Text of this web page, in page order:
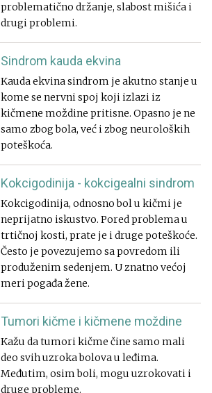
problematično držanje, slabost mišića i
drugi problemi.
Sindrom kauda ekvina
Kauda ekvina sindrom je akutno stanje u
kome se nervni spoj koji izlazi iz
kičmene moždine pritisne. Opasno je ne
samo zbog bola, već i zbog neuroloških
poteškoća.
Kokcigodinija - kokcigealni sindrom
Kokcigodinija, odnosno bol u kičmi je
neprijatno iskustvo. Pored problema u
trtičnoj kosti, prate je i druge poteškoće.
Često je povezujemo sa povredom ili
produženim sedenjem. U znatno većoj
meri pogađa žene.
Tumori kičme i kičmene moždine
Kažu da tumori kičme čine samo mali
deo svih uzroka bolova u leđima.
Međutim, osim boli, mogu uzrokovati i
druge probleme.